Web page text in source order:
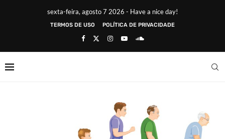
sexta-feira, agosto 7 2026 - Have a nice day!
TERMOS DE USO POLÍTICA DE PRIVACIDADE